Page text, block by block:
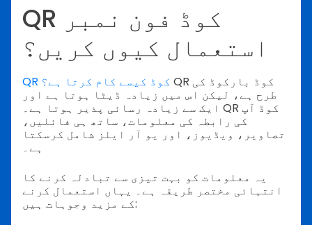
QR کوڈ فون نمبر
استعمال کیوں کریں؟
QR کوڈ کیسے کام کرتا ہے؟ QR کوڈ بارکوڈ کی
طرح ہے، لیکن اس میں زیادہ ڈیٹا ہوتا ہے اور
ایک سے زیادہ رسائی پذیر ہوتا ہے۔ QR کوڈ آپ
کی رابطہ کی معلومات، ساتھ ہی فائلیں،
تصاویر، ویڈیوز، اور یو آر ایلز شامل کرسکتا
ہے۔
یہ معلومات کو بہت تیزی سے تبادلہ کرنے کا
انتہائی مختصر طریقہ ہے۔ یہاں استعمال کرنے
کے مزید وجوہات ہیں: